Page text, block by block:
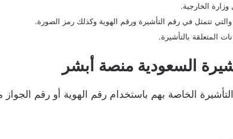
الخارجية.
والتي تتمثل في رقم التأشيرة ورقم الهوية وكذلك رمز الصورة.
المتعلقة بالتأشيرة.
السعودية منصة أبشر
الخاصة بهم باستخدام رقم الهوية أو رقم الجواز